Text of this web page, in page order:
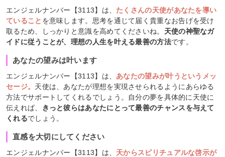
エンジェルナンバー【3113】は、 たくさんの天使があなたを導い
ていること を意味します。思考を通じて届く貴重なお告げを受け
取るため、しっかりと意識を高めてくださいね。 天使の神聖なガ
イドに従うことが、理想の人生を叶える最善の方法です。
あなたの望みは叶います
エンジェルナンバー【3113】は、 あなたの望みが叶うというメッ
セージ。 天使は、あなたが理想を実現させられるようにあらゆる
方法でサポートしてくれるでしょう。自分の夢を具体的に天使に
伝えれば、
きっと彼らはあなたにとって最善のチャンスを与えて
くれるでしょう。
直感を大切にしてください
エンジェルナンバー【3113】は、 天からスピリチュアルな啓示が